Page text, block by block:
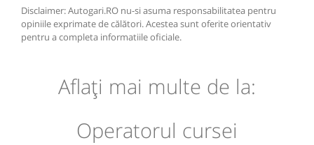
Disclaimer: Autogari.RO nu-si asuma responsabilitatea pentru
opiniile exprimate de călători. Acestea sunt oferite orientativ
pentru a completa informatiile oficiale.
Aflaţi mai multe de la:
Operatorul cursei